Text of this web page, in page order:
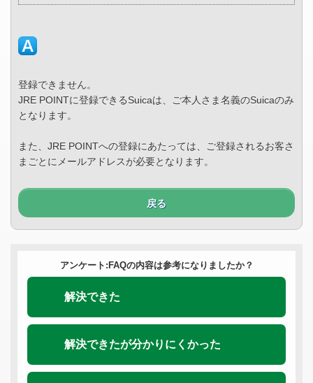
登録できません。
JRE POINTに登録できるSuicaは、ご本人さま名義のSuicaのみ
となります。
また、JRE POINTへの登録にあたっては、ご登録されるお客さ
まごとにメールアドレスが必要となります。
戻る
アンケート:FAQの内容は参考になりましたか？
解決できた
解決できたが分かりにくかった